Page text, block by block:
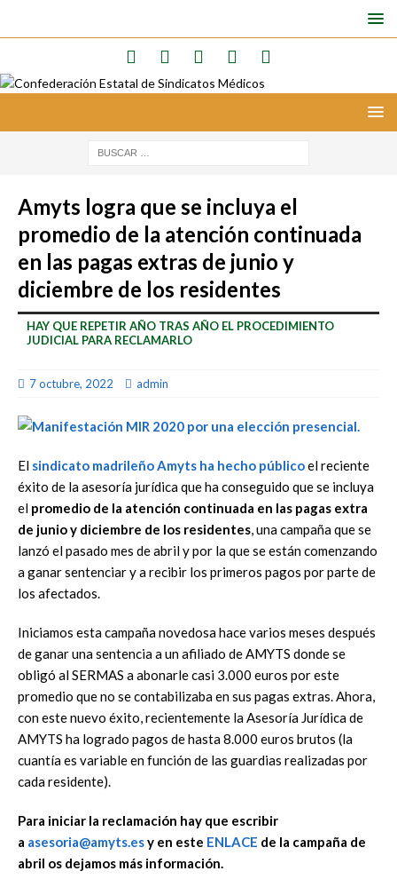
Amyts logra que se incluya el
promedio de la atención continuada
en las pagas extras de junio y
diciembre de los residentes
HAY QUE REPETIR AÑO TRAS AÑO EL PROCEDIMIENTO
JUDICIAL PARA RECLAMARLO
7 octubre, 2022 admin
El sindicato madrileño Amyts ha hecho públicoel reciente
éxito de la asesoría jurídica que ha conseguido que se incluya
el promedio de la atención continuada en las pagas extra
de junio y diciembre de los residentes, una campaña que se
lanzó el pasado mes de abril y por la que se están comenzando
a ganar sentenciar y a recibir los primeros pagos por parte de
los afectados.
Iniciamos esta campaña novedosa hace varios meses después
de ganar una sentencia a un afiliado de AMYTS donde se
obligó al SERMAS a abonarle casi 3.000 euros por este
promedio que no se contabilizaba en sus pagas extras. Ahora,
con este nuevo éxito, recientemente la Asesoría Jurídica de
AMYTS ha logrado pagos de hasta 8.000 euros brutos (la
cuantía es variable en función de las guardias realizadas por
cada residente).
Para iniciar la reclamación hay que escribir
a asesoria@amyts.esy en este ENLACE de la campaña de
abril os dejamos más información.